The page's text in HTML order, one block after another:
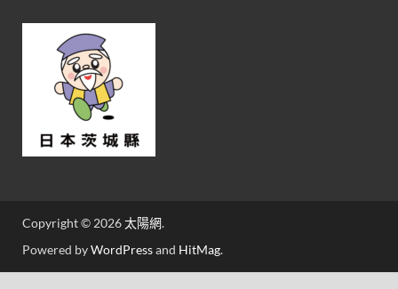
Copyright © 2026太陽網.
Powered byWordPressand HitMag.